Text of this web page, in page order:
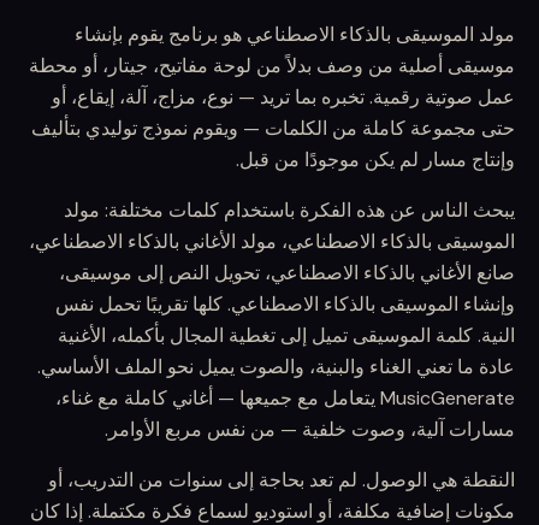
مولد الموسيقى بالذكاء الاصطناعي هو برنامج يقوم بإنشاء
موسيقى أصلية من وصف بدلاً من لوحة مفاتيح، جيتار، أو محطة
عمل صوتية رقمية. تخبره بما تريد — نوع، مزاج، آلة، إيقاع، أو
حتى مجموعة كاملة من الكلمات — ويقوم نموذج توليدي بتأليف
وإنتاج مسار لم يكن موجودًا من قبل.
يبحث الناس عن هذه الفكرة باستخدام كلمات مختلفة: مولد
الموسيقى بالذكاء الاصطناعي، مولد الأغاني بالذكاء الاصطناعي،
صانع الأغاني بالذكاء الاصطناعي، تحويل النص إلى موسيقى،
وإنشاء الموسيقى بالذكاء الاصطناعي. كلها تقريبًا تحمل نفس
النية. كلمة الموسيقى تميل إلى تغطية المجال بأكمله، الأغنية
عادة ما تعني الغناء والبنية، والصوت يميل نحو الملف الأساسي.
MusicGenerate يتعامل مع جميعها — أغاني كاملة مع غناء،
مسارات آلية، وصوت خلفية — من نفس مربع الأوامر.
النقطة هي الوصول. لم تعد بحاجة إلى سنوات من التدريب، أو
مكونات إضافية مكلفة، أو استوديو لسماع فكرة مكتملة. إذا كان